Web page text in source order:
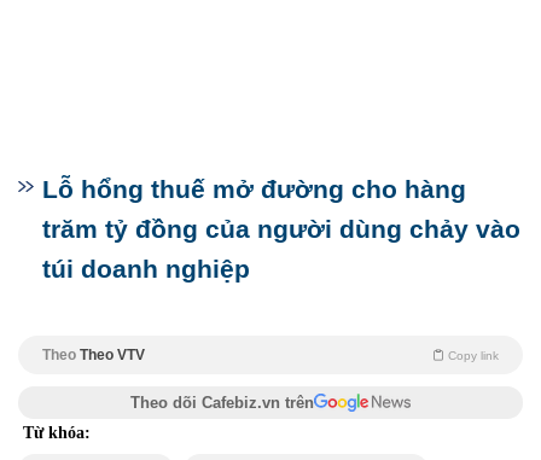
Lỗ hổng thuế mở đường cho hàng
trăm tỷ đồng của người dùng chảy vào
túi doanh nghiệp
Theo Theo VTV Copy link
Theo dõi Cafebiz.vn trên
Từ khóa: